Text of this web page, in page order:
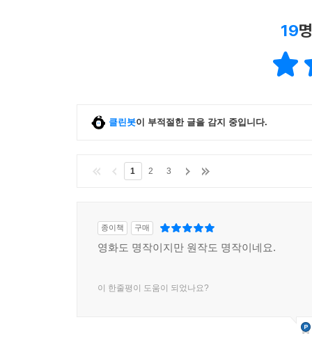
2004년 중국 베이징인민문학출판사에서 육천
당대소설 대표 작품으로 『붉은 수수밭』이 선정
황당하면서 신비하고, 예측이 불가능한 몽환소설
한 편의 철학서이다. _중국 상하이문예출판사
적극적이고 고상한 정신적 기질과 예술적 격조를
19
클린봇이 부적절한 글을 감지 중입니다.
1 2 3
종이책 구매
영화도 명작이지만 원작도 명작이네요.
이 한줄평이 도움이 되었나요?